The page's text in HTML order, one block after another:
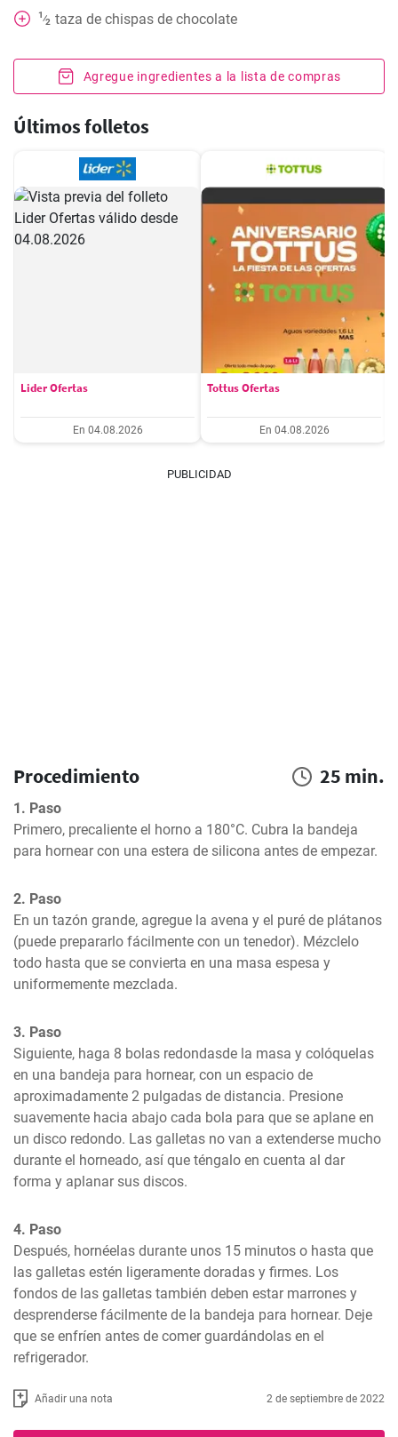
1⁄2 taza de chispas de chocolate
Agregue ingredientes a la lista de compras
Últimos folletos
Lider Ofertas
En 04.08.2026
Tottus Ofertas
En 04.08.2026
PUBLICIDAD
Procedimiento 25 min.
1. Paso
Primero, precaliente el horno a 180°C. Cubra la bandeja
para hornear con una estera de silicona antes de empezar.
2. Paso
En un tazón grande, agregue la avena y el puré de plátanos
(puede prepararlo fácilmente con un tenedor). Mézclelo
todo hasta que se convierta en una masa espesa y
uniformemente mezclada.
3. Paso
Siguiente, haga 8 bolas redondasde la masa y colóquelas
en una bandeja para hornear, con un espacio de
aproximadamente 2 pulgadas de distancia. Presione
suavemente hacia abajo cada bola para que se aplane en
un disco redondo. Las galletas no van a extenderse mucho
durante el horneado, así que téngalo en cuenta al dar
forma y aplanar sus discos.
4. Paso
Después, hornéelas durante unos 15 minutos o hasta que
las galletas estén ligeramente doradas y firmes. Los
fondos de las galletas también deben estar marrones y
desprenderse fácilmente de la bandeja para hornear. Deje
que se enfríen antes de comer guardándolas en el
refrigerador.
Añadir una nota 2 de septiembre de 2022